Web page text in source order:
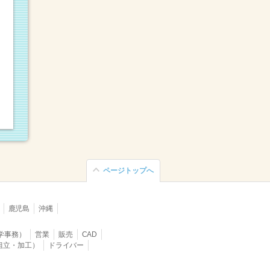
ページトップへ
鹿児島 沖縄
務） 営業 販売
CAD
・加工） ドライバー